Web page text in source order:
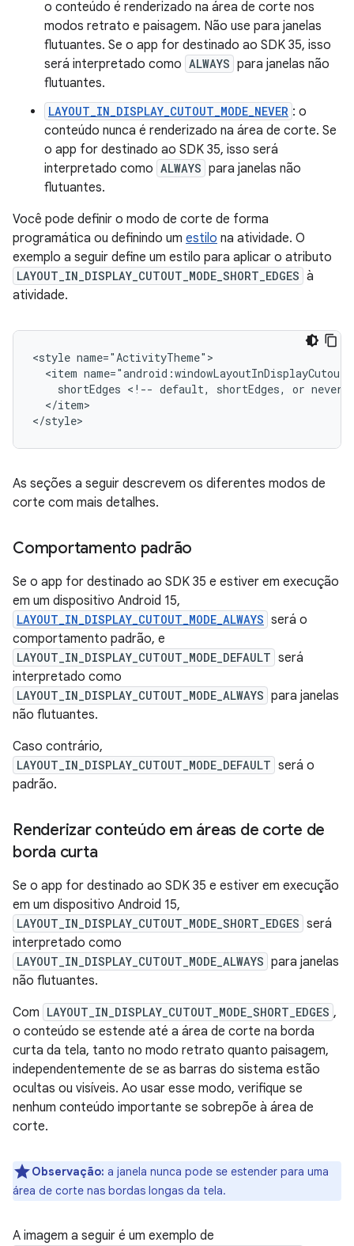
o conteúdo é renderizado na área de corte nos
modos retrato e paisagem. Não use para janelas
flutuantes. Se o app for destinado ao SDK 35, isso
será interpretado como ALWAYS para janelas não
flutuantes.
LAYOUT_IN_DISPLAY_CUTOUT_MODE_NEVER : o
conteúdo nunca é renderizado na área de corte. Se
o app for destinado ao SDK 35, isso será
interpretado como ALWAYS para janelas não
flutuantes.
Você pode definir o modo de corte de forma
programática ou definindo um estilo na atividade. O
exemplo a seguir define um estilo para aplicar o atributo
LAYOUT_IN_DISPLAY_CUTOUT_MODE_SHORT_EDGES à
atividade.
<style
<item
shortEdges <!-- default, shortEdges, or never
</item>
</style>
As seções a seguir descrevem os diferentes modos de
corte com mais detalhes.
Comportamento padrão
Se o app for destinado ao SDK 35 e estiver em execução
em um dispositivo Android 15,
LAYOUT_IN_DISPLAY_CUTOUT_MODE_ALWAYS será o
comportamento padrão, e
LAYOUT_IN_DISPLAY_CUTOUT_MODE_DEFAULT será
interpretado como
LAYOUT_IN_DISPLAY_CUTOUT_MODE_ALWAYS para janelas
não flutuantes.
Caso contrário,
LAYOUT_IN_DISPLAY_CUTOUT_MODE_DEFAULT será o
padrão.
Renderizar conteúdo em áreas de corte de
borda curta
Se o app for destinado ao SDK 35 e estiver em execução
em um dispositivo Android 15,
LAYOUT_IN_DISPLAY_CUTOUT_MODE_SHORT_EDGES será
interpretado como
LAYOUT_IN_DISPLAY_CUTOUT_MODE_ALWAYS para janelas
não flutuantes.
Com LAYOUT_IN_DISPLAY_CUTOUT_MODE_SHORT_EDGES ,
o conteúdo se estende até a área de corte na borda
curta da tela, tanto no modo retrato quanto paisagem,
independentemente de se as barras do sistema estão
ocultas ou visíveis. Ao usar esse modo, verifique se
nenhum conteúdo importante se sobrepõe à área de
corte.
Observação: a janela nunca pode se estender para uma
área de corte nas bordas longas da tela.
A imagem a seguir é um exemplo de